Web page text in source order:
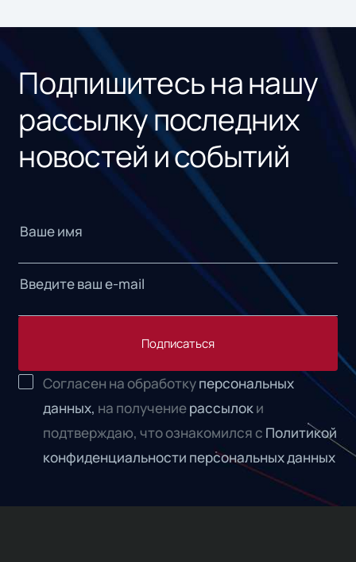
Подпишитесь на нашу
рассылку последних
новостей и событий
Подписаться
Согласен на обработкуперсональных
данных, на получениерассылоки
подтверждаю, что ознакомился с Политикой
конфиденциальности персональных данных